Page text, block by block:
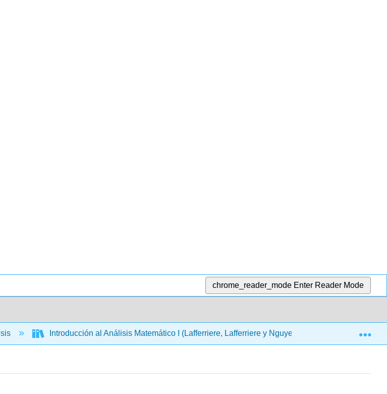
chrome_reader_mode Enter Reader Mode
Introducción al Análisis Matemático I (Lafferriere, Lafferriere y Nguyen) Materia